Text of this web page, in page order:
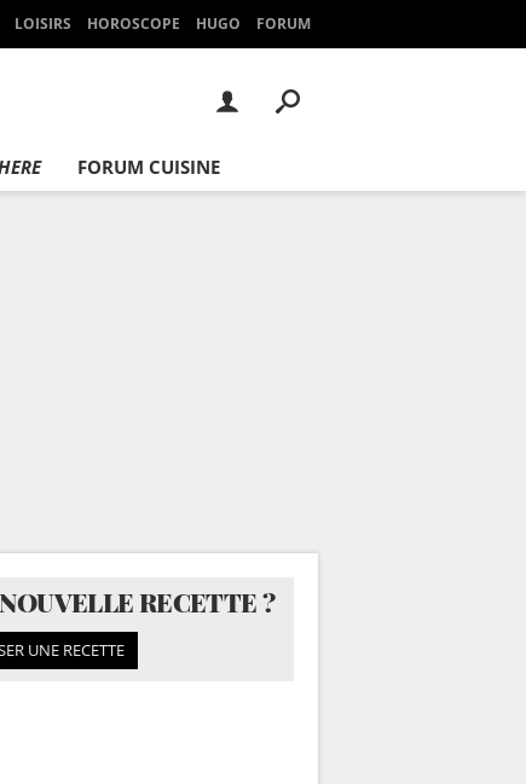
LOISIRS HOROSCOPE HUGO FORUM
FORUM CUISINE
RECETTE ?
UNE RECETTE